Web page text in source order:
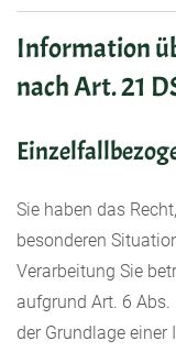
Information
nach Art. 21
Sie haben das
besonderen
Verarbeitung Sie
aufgrund Art. 6 Abs.
der Grundlage